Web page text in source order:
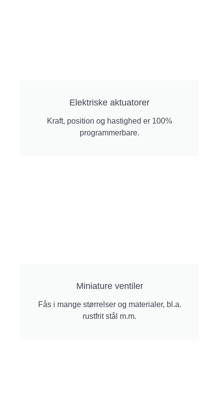
Elektriske aktuatorer
Kraft, position og hastighed er 100%
programmerbare.
Miniature ventiler
Fås i mange størrelser og materialer, bl.a.
rustfrit stål m.m.